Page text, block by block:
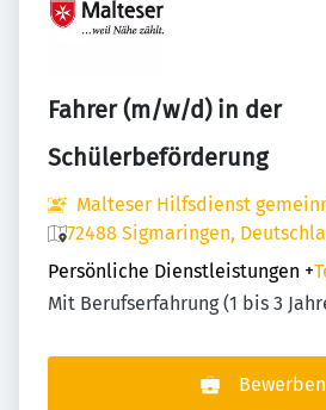
Fahrer (m/w/d) in der
Schülerbeförderung
Malteser Hilfsdienst
72488 Sigmaringen,
Persönliche Dienstleistungen +
Mit Berufserfahrung (1 bis 3
Bewerben